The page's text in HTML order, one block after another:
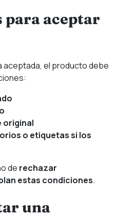
para aceptar
aceptada, el producto debe
original
o etiquetas si los
de rechazar
estas condiciones.
una